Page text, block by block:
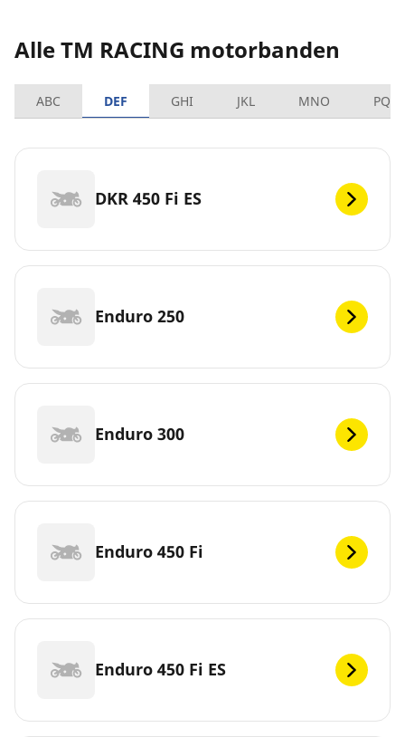
Alle TM RACING motorbanden
ABC DEF GHI JKL MNO PQRS
DKR 450 Fi ES
Enduro 250
Enduro 300
Enduro 450 Fi
Enduro 450 Fi ES